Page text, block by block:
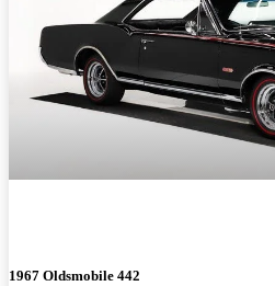
1967 Oldsmobile 442